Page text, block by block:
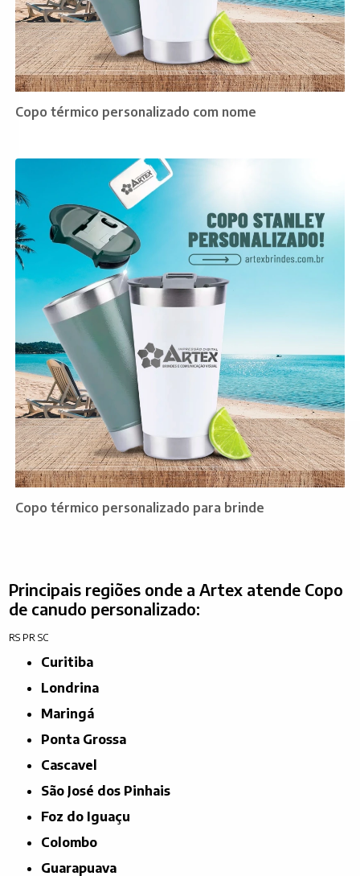
Copo térmico personalizado com nome
Copo térmico personalizado para brinde
Principais regiões onde a Artex atende Copo
de canudo personalizado:
RS PR SC
Curitiba
Londrina
Maringá
Ponta Grossa
Cascavel
São José dos Pinhais
Foz do Iguaçu
Colombo
Guarapuava